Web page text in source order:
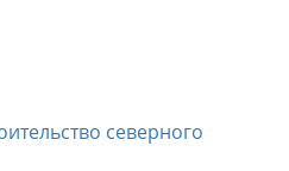
северного